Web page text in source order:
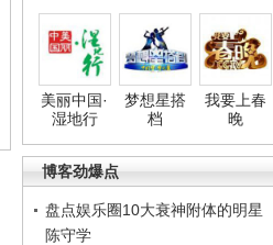
美丽中国·
湿地行
梦想星搭
档
我要上春
晚
博客劲爆点
盘点娱乐圈10大衰神附体的明星
陈守学